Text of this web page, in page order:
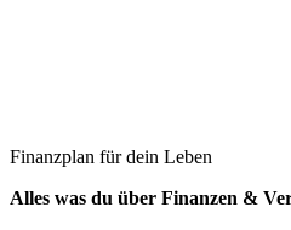
Finanzplan für dein Leben
Alles was du über Finanzen &